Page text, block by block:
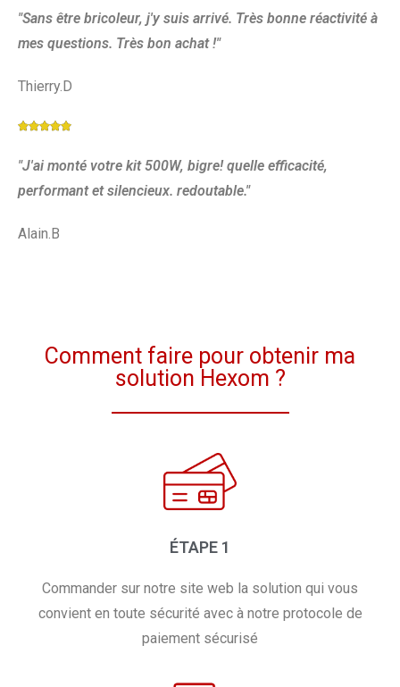
"Sans être bricoleur, j'y suis arrivé. Très bonne réactivité à
mes questions. Très bon achat !"
Thierry.D

"J'ai monté votre kit 500W, bigre! quelle efficacité,
performant et silencieux. redoutable."
Alain.B
Comment faire pour obtenir ma
solution Hexom ?
ÉTAPE 1
Commander sur notre site web la solution qui vous
convient en toute sécurité avec à notre protocole de
paiement sécurisé